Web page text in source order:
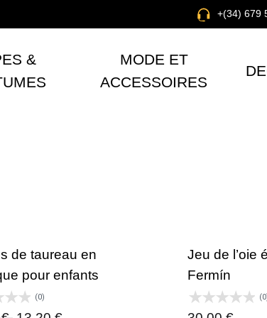
+(34) 679
&
MODE ET
ACCESSOIRES
de taureau en
pour enfants
(0)
Jeu de l’oie
Fermín